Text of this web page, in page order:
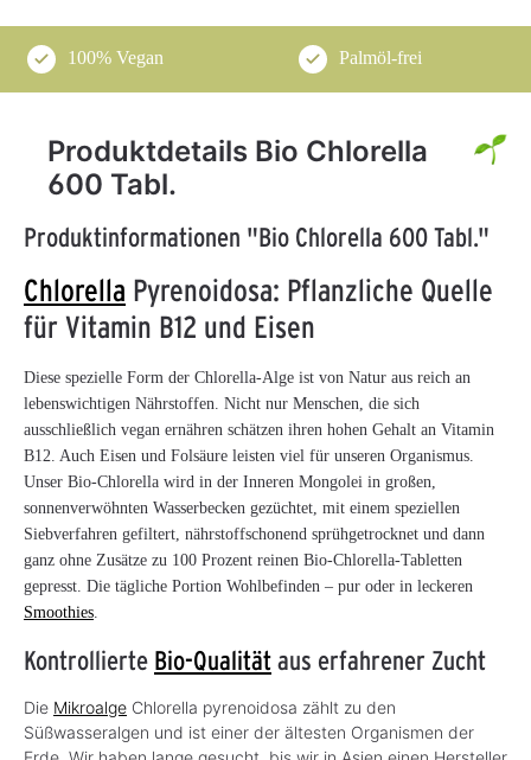
100% Vegan Palmöl-frei
Produktdetails Bio Chlorella
600 Tabl.
Produktinformationen "Bio Chlorella 600 Tabl."
Chlorella Pyrenoidosa: Pflanzliche Quelle
für Vitamin B12 und Eisen
Diese spezielle Form der Chlorella-Alge ist von Natur aus reich an
lebenswichtigen Nährstoffen. Nicht nur Menschen, die sich
ausschließlich vegan ernähren schätzen ihren hohen Gehalt an Vitamin
B12. Auch Eisen und Folsäure leisten viel für unseren Organismus.
Unser Bio-Chlorella wird in der Inneren Mongolei in großen,
sonnenverwöhnten Wasserbecken gezüchtet, mit einem speziellen
Siebverfahren gefiltert, nährstoffschonend sprühgetrocknet und dann
ganz ohne Zusätze zu 100 Prozent reinen Bio-Chlorella-Tabletten
gepresst. Die tägliche Portion Wohlbefinden – pur oder in leckeren
Smoothies.
Kontrollierte Bio-Qualitätaus erfahrener Zucht
Die Mikroalge Chlorella pyrenoidosa zählt zu den
Süßwasseralgen und ist einer der ältesten Organismen der